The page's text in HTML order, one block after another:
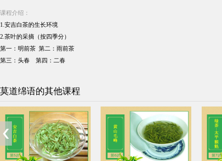
课程介绍：
1.安吉白茶的生长环境
2.茶叶的采摘（按四季分）
第一：明前茶 第二：雨前茶
第三：头春 第四：二春
莫道绵语的其他课程